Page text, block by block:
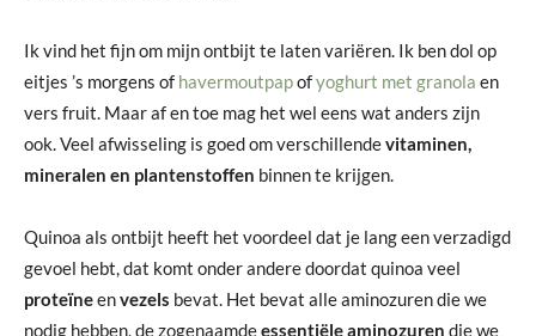
Ik vind het fijn om mijn ontbijt te laten variëren. Ik ben dol op
eitjes ’s morgens of havermoutpapofyoghurt met granola en
vers fruit. Maar af en toe mag het wel eens wat anders zijn
ook. Veel afwisseling is goed om verschillendevitaminen,
mineralen en plantenstoffen binnen te krijgen.
Quinoa als ontbijt heeft het voordeel dat je lang een verzadigd
gevoel hebt, dat komt onder andere doordat quinoa veel
proteïneenvezels bevat. Het bevat alle aminozuren die we
nodig hebben, de zogenaamdeessentiële aminozuren die we